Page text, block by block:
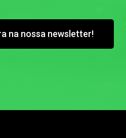
na nossa newsletter!